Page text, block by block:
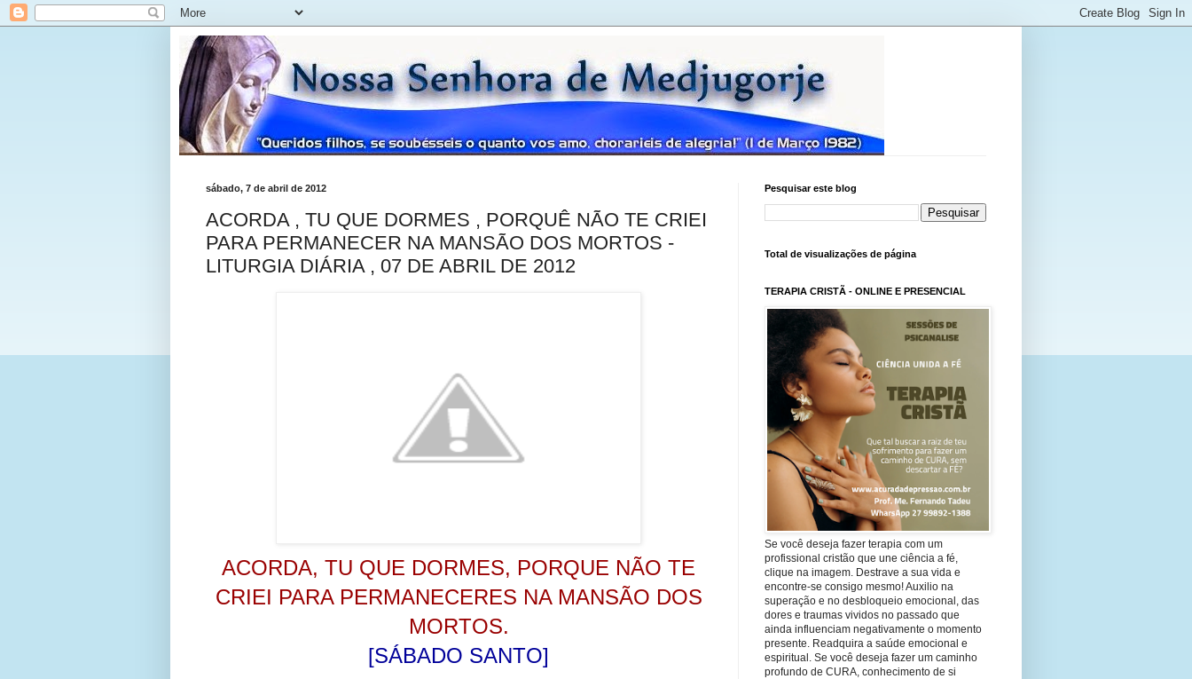
sábado, 7 de abril de 2012
ACORDA , TU QUE DORMES , PORQUÊ NÃO TE CRIEI
PARA PERMANECER NA MANSÃO DOS MORTOS -
LITURGIA DIÁRIA , 07 DE ABRIL DE 2012
ACORDA, TU QUE DORMES, PORQUE NÃO TE
CRIEI PARA PERMANECERES NA MANSÃO DOS
MORTOS.
[SÁBADO SANTO]
Pesquisar este blog
Total de visualizações de página
TERAPIA CRISTÃ - ONLINE E PRESENCIAL
Se você deseja fazer terapia com um
profissional cristão que une ciência a fé,
clique na imagem. Destrave a sua vida e
encontre-se consigo mesmo! Auxilio na
superação e no desbloqueio emocional, das
dores e traumas vividos no passado que
ainda influenciam negativamente o momento
presente. Readquira a saúde emocional e
espiritual. Se você deseja fazer um caminho
profundo de CURA, conhecimento de si